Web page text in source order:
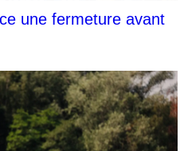
une fermeture avant